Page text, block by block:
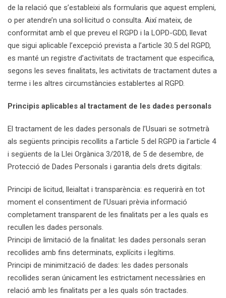
de la relació que s’estableixi als formularis que aquest empleni,
o per atendre’n una sol·licitud o consulta. Així mateix, de
conformitat amb el que preveu el RGPD i la LOPD-GDD, llevat
que sigui aplicable l’excepció prevista a l’article 30.5 del RGPD,
es manté un registre d’activitats de tractament que especifica,
segons les seves finalitats, les activitats de tractament dutes a
terme i les altres circumstàncies establertes al RGPD.
Principis aplicables al tractament de les dades personals
El tractament de les dades personals de l’Usuari se sotmetrà
als següents principis recollits a l’article 5 del RGPD ia l’article 4
i següents de la Llei Orgànica 3/2018, de 5 de desembre, de
Protecció de Dades Personals i garantia dels drets digitals:
Principi de licitud, lleialtat i transparència: es requerirà en tot
moment el consentiment de l’Usuari prèvia informació
completament transparent de les finalitats per a les quals es
recullen les dades personals.
Principi de limitació de la finalitat: les dades personals seran
recollides amb fins determinats, explícits i legítims.
Principi de minimització de dades: les dades personals
recollides seran únicament les estrictament necessàries en
relació amb les finalitats per a les quals són tractades.